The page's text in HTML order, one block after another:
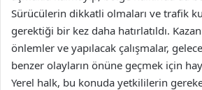
Sürücülerin dikkatli olmaları ve trafik
gerektiği bir kez daha hatırlatıldı.
önlemler ve yapılacak çalışmalar,
benzer olayların önüne geçmek için
Yerel halk, bu konuda yetkililerin